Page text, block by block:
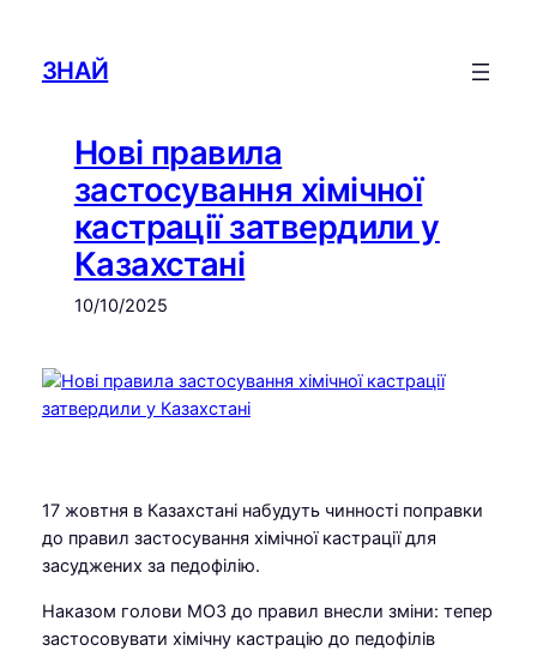
contentЗНАЙ
Нові правила
застосування хімічної
кастрації затвердили у
Казахстані
10/10/2025
17 жовтня в Казахстані набудуть чинності поправки
до правил застосування хімічної кастрації для
засуджених за педофілію.
Наказом голови МОЗ до правил внесли зміни: тепер
застосовувати хімічну кастрацію до педофілів